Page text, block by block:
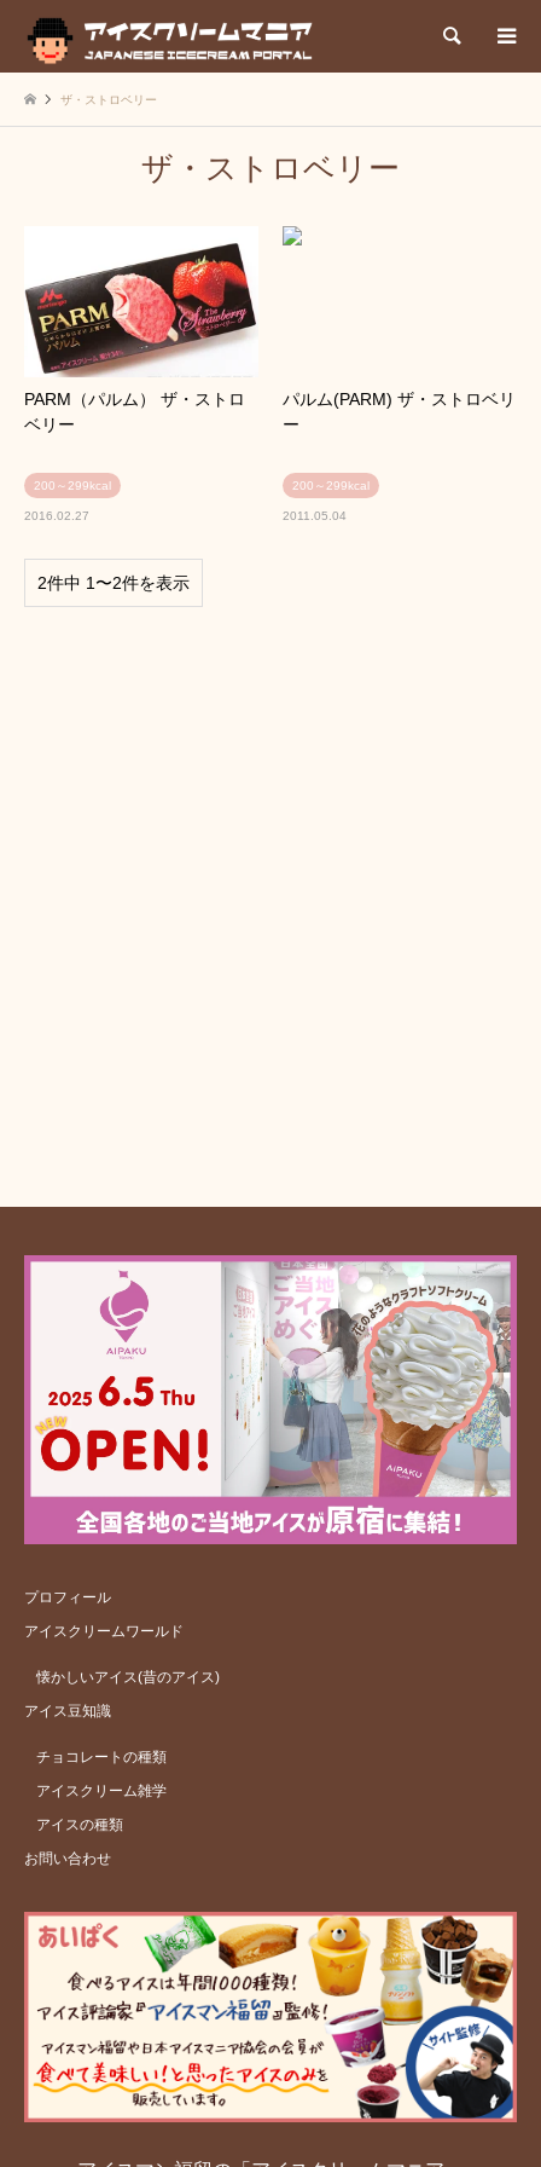
検索
ザ・ストロベリー
ザ・ストロベリー
PARM（パルム） ザ・ストロ
ベリー
200～299kcal
2016.02.27
パルム(PARM) ザ・ストロベリ
ー
200～299kcal
2011.05.04
2件中 1〜2件を表示
プロフィール
アイスクリームワールド
懐かしいアイス(昔のアイス)
アイス豆知識
チョコレートの種類
アイスクリーム雑学
アイスの種類
お問い合わせ